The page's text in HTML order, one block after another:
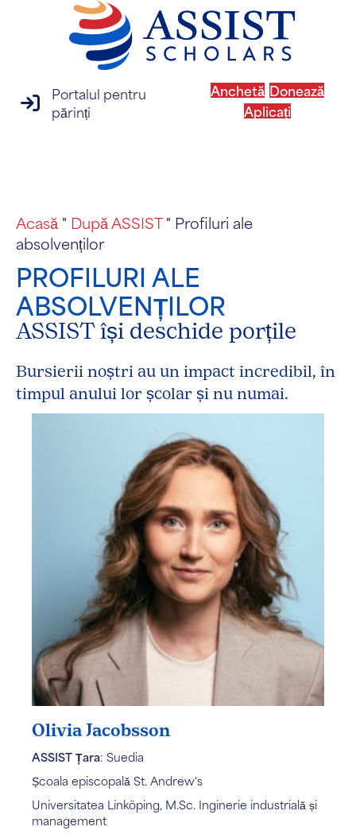
conectare la portalul pentru părinți
Portalul pentru
părinți
Anchetă Donează
Aplicați
Acasă " După ASSIST" Profiluri ale
absolvenților
PROFILURI ALE
ABSOLVENȚILOR
ASSIST își deschide porțile
Bursierii noștri au un impact incredibil, în
timpul anului lor școlar și nu numai.
Olivia Jacobsson
ASSIST Țara: Suedia
Școala episcopală St. Andrew's
Universitatea Linköping, M.Sc. Inginerie industrială și
management